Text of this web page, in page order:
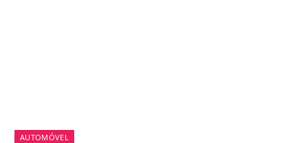
AUTOMÓVEL